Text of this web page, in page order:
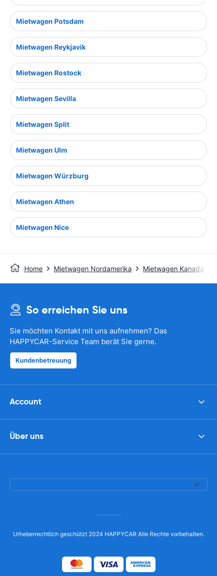
Mietwagen Potsdam
Mietwagen Reykjavik
Mietwagen Rostock
Mietwagen Sevilla
Mietwagen Split
Mietwagen Ulm
Mietwagen Würzburg
Mietwagen Athen
Mietwagen Nice
Home Mietwagen Nordamerika Mietwagen Kanada
So erreichen Sie uns
Sie möchten Kontakt mit uns aufnehmen? Das
HAPPYCAR-Service Team berät Sie gerne.
Kundenbetreuung
Account
Über uns
Urheberrechtlich geschützt 2024 HAPPYCAR Alle Rechte vorbehalten.